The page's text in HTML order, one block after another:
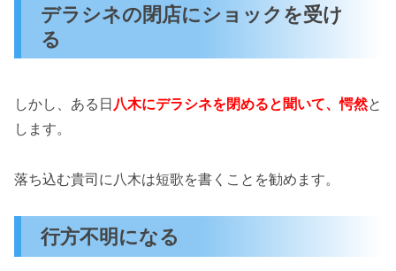
デラシネの閉店にショックを受け
る
しかし、ある日 八木にデラシネを閉めると聞いて、愕然と
します。
落ち込む貴司に八木は短歌を書くことを勧めます。
行方不明になる